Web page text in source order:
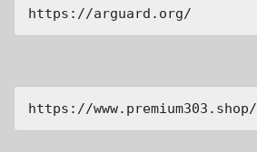
https://arguard.org/
https://www.premium303.shop/